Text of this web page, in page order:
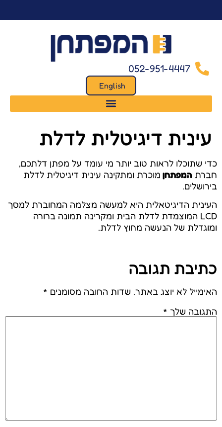
052-951-4447
English
עינית דיגיטלית לדלת
כדי שתוכלו לראות טוב יותר מי עומד על מפתן דלתכם,
חברת המפתחן מוכרת ומתקינה עינית דיגיטלית לדלת
בירושלים.
העינית הדיגיטאלית היא למעשה מצלמה המחוברת למסך
LCD המוצמדת לדלת הבית ומקרינה תמונה ברורה
ומוגדלת של הנעשה מחוץ לדלת.
כתיבת תגובה
האימייל לא יוצג באתר. שדות החובה מסומנים *
התגובה שלך *